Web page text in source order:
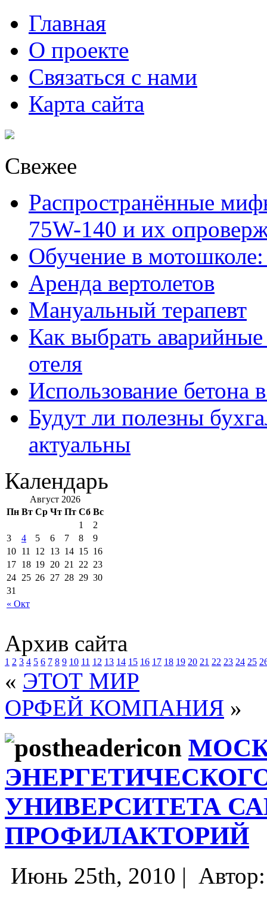
Главная
О проекте
Связаться с нами
Карта сайта
Свежее
Распространённые
75W-140 и их
Обучение в
Аренда вертолетов
Мануальный терапевт
Как выбрать
отеля
Использование бетона
Будут ли полезны
актуальны
Календарь
Август 2026
Пн Вт Ср Чт Пт Сб Вс
« Окт
1
2
3
4 5 6 7 8
9
10 11 12 13 14 15 16
17 18 19 20 21 22 23
24 25 26 27 28 29 30
31
Архив сайта
1 2 3 4 5 6 7 8 9 10 11 12 13 14 15 16 17 18 19 20 21 22 23 24 25
« ЭТОТ МИР
ОРФЕЙ КОМПАНИЯ »
УНИВЕРСИТЕТА
ПРОФИЛАКТОРИЙ
Июнь 25th, 2010 |